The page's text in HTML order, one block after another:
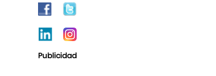
Publicidad